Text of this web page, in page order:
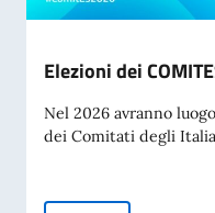
Elezioni dei
Nel 2026 avranno
dei Comitati degli